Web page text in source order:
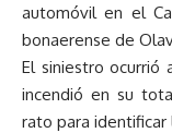
automóvil en el
bonaerense de
El siniestro ocurrió
incendió en su
rato para identificar